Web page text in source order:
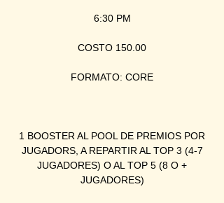
6:30 PM
COSTO 150.00
FORMATO: CORE
1 BOOSTER AL POOL DE PREMIOS POR
JUGADORS, A REPARTIR AL TOP 3 (4-7
JUGADORES) O AL TOP 5 (8 O +
JUGADORES)